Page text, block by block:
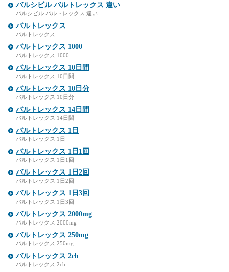
バルシビル バルトレックス 違い
バルシビル バルトレックス 違い
バルトレックス
バルトレックス
バルトレックス 1000
バルトレックス 1000
バルトレックス 10日間
バルトレックス 10日間
バルトレックス 10日分
バルトレックス 10日分
バルトレックス 14日間
バルトレックス 14日間
バルトレックス 1日
バルトレックス 1日
バルトレックス 1日1回
バルトレックス 1日1回
バルトレックス 1日2回
バルトレックス 1日2回
バルトレックス 1日3回
バルトレックス 1日3回
バルトレックス 2000mg
バルトレックス 2000mg
バルトレックス 250mg
バルトレックス 250mg
バルトレックス 2ch
バルトレックス 2ch